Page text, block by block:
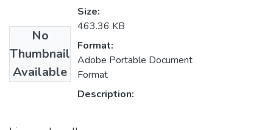
No
Thumbnail
Available
Size:
463.36 KB
Format:
Adobe Portable Document
Format
Description: